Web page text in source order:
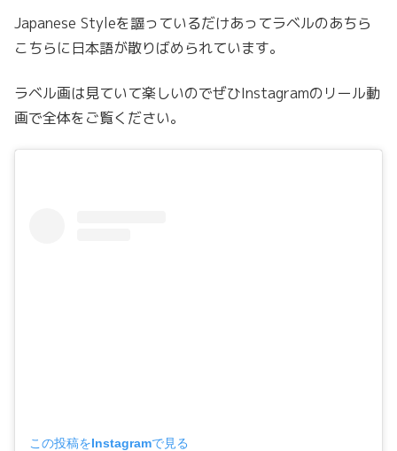
Japanese Styleを謳っているだけあってラベルのあちら
こちらに日本語が散りばめられています。
ラベル画は見ていて楽しいのでぜひInstagramのリール動
画で全体をご覧ください。
この投稿をInstagramで見る